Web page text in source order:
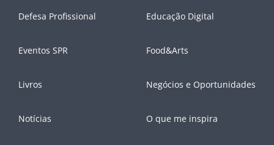
Defesa Profissional Educação Digital
Eventos SPR Food&Arts
Livros Negócios e Oportunidades
Notícias O que me inspira